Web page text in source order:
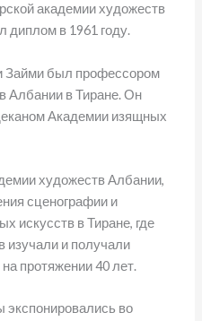
академии художеств
диплом в 1961 году.
Займи был профессором
Албании в Тиране. Он
Академии изящных
художеств Албании,
сценографии и
искусств в Тиране, где
изучали и получали
протяжении 40 лет.
экспонировались во